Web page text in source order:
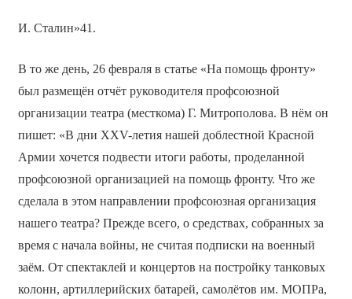
И. Сталин»41.
В то же день, 26 февраля в статье «На помощь фронту»
был размещён отчёт руководителя профсоюзной
организации театра (месткома) Г. Митрополова. В нём он
пишет: «В дни XXV-летия нашей доблестной Красной
Армии хочется подвести итоги работы, проделанной
профсоюзной организацией на помощь фронту. Что же
сделала в этом направлении профсоюзная организация
нашего театра? Прежде всего, о средствах, собранных за
время с начала войны, не считая подписки на военный
заём. От спектаклей и концертов на постройку танковых
колонн, артиллерийских батарей, самолётов им. МОПРа,